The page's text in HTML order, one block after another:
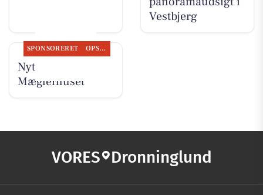
Vestbjerg
SPONSORERET OPSLAGSTAVLEN
Nyt fra
Mæglerhuset
VORES Dronninglund